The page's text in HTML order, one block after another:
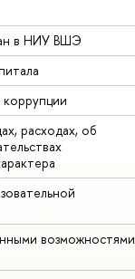
в НИУ ВШЭ
расходах, об
возможностями